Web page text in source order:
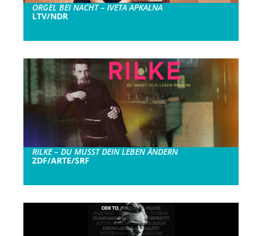
ORGEL BEI NACHT – IVETA APKALNA
LTV/NDR
RILKE – DU MUSST DEIN LEBEN ÄNDERN
ZDF/ARTE/SRF